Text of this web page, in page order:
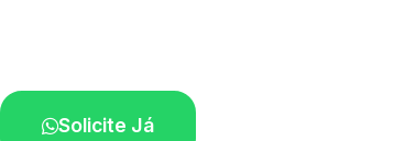
Solicite Já